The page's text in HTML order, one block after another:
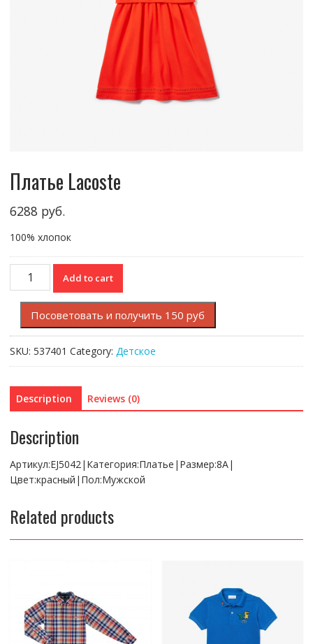
Платье Lacoste
6288 руб.
100% хлопок
Платье
Lacoste
quantity
Add to cart
Посоветовать и получить 150 руб
SKU: 537401 Category: Детское
Description Reviews (0)
Description
Артикул:EJ5042|Категория:Платье|Размер:8A|
Цвет:красный|Пол:Мужской
Related products